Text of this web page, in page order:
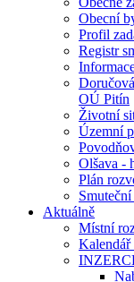
Obecní
Profil
Registr
OÚ Pitín
Životní
Územní
Olšava -
Plán
Aktuálně
Místní
Kalendář